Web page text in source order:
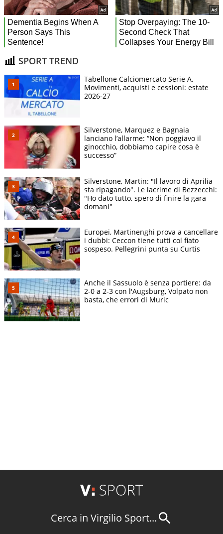
SPORT TREND
Tabellone Calciomercato Serie A.
Movimenti, acquisti e cessioni: estate
2026-27
Silverstone, Marquez e Bagnaia
lanciano l’allarme: “Non poggiavo il
ginocchio, dobbiamo capire cosa è
successo”
Silverstone, Martin: "Il lavoro di Aprilia
sta ripagando". Le lacrime di Bezzecchi:
"Ho dato tutto, spero di finire la gara
domani"
Europei, Martinenghi prova a cancellare
i dubbi: Ceccon tiene tutti col fiato
sospeso. Pellegrini punta su Curtis
Anche il Sassuolo è senza portiere: da
2-0 a 2-3 con l'Augsburg, Volpato non
basta, che errori di Muric
Cerca in Virgilio Sport...